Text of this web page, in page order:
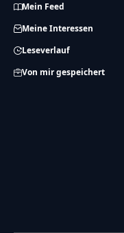
Mein Feed
Meine Interessen
Leseverlauf
Von mir gespeichert